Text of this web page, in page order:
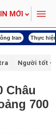
MỚI
Iran Thực
Người tốt -
Châu
700